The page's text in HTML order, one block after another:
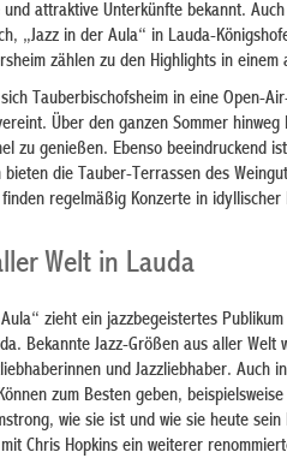
attraktive Unterkünfte bekannt.
„Jazz in der Aula“ in Lauda-
zählen zu den Highlights in einem
Tauberbischofsheim in eine Open-
Über den ganzen Sommer
zu genießen. Ebenso beeindruckend
die Tauber-Terrassen des
regelmäßig Konzerte in idyllischer
Welt in Lauda
zieht ein jazzbegeistertes
Bekannte Jazz-Größen aus aller
und Jazzliebhaber. Auch
zum Besten geben,
wie sie ist und wie sie heute
Chris Hopkins ein weiterer